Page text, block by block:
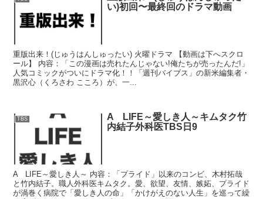
い)初回〜最終回のドラマ動画
重版出来！(じゅうはんしゅったい) 火曜ドラマ 【動画は下へスクロ
ール】 内容：「この漫画は売れたんじゃない!俺たちが売ったんだ!」
人気コミックがついにドラマ化！！「週刊バイブス」の新米編集者・
黒沢心（くろさわ こころ）が、一...
TBS
A LIFE～愛しき人～キムタク竹
内結子外科医TBS日9
A LIFE～愛しき人～ 内容：「プライド」以来のコンビ、木村拓哉
と竹内結子。職人外科医キムタク。愛、欲望、友情、嫉妬、プライド
が渦巻く病院で「愛しき人の命」「かけがえのない人生」を巡って繰